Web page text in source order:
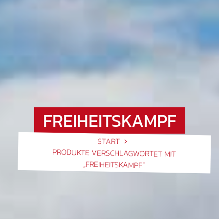
FREIHEITSKAMPF
START
PRODUKTE VERSCHLAGWORTET MIT
„FREIHEITSKAMPF“